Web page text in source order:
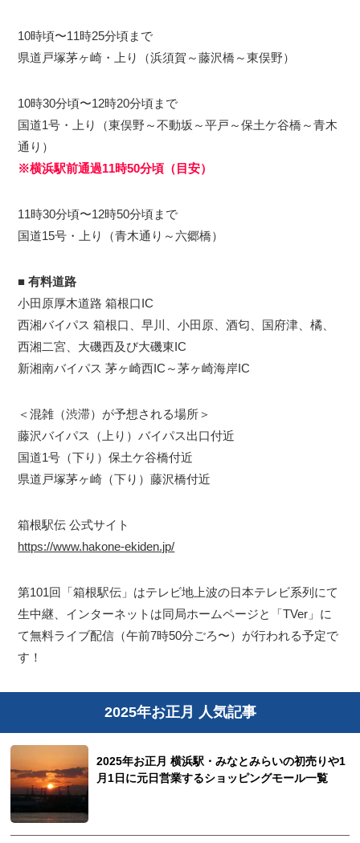
10時頃〜11時25分頃まで
県道戸塚茅ヶ崎・上り（浜須賀～藤沢橋～東俣野）
10時30分頃〜12時20分頃まで
国道1号・上り（東俣野～不動坂～平戸～保土ケ谷橋～青木
通り）
※横浜駅前通過11時50分頃（目安）
11時30分頃〜12時50分頃まで
国道15号・上り（青木通り～六郷橋）
■有料道路
小田原厚木道路 箱根口IC
西湘バイパス 箱根口、早川、小田原、酒匂、国府津、橘、
西湘二宮、大磯西及び大磯東IC
新湘南バイパス 茅ヶ崎西IC～茅ヶ崎海岸IC
＜混雑（渋滞）が予想される場所＞
藤沢バイパス（上り）バイパス出口付近
国道1号（下り）保土ケ谷橋付近
県道戸塚茅ヶ崎（下り）藤沢橋付近
箱根駅伝 公式サイト
https://www.hakone-ekiden.jp/
第101回「箱根駅伝」はテレビ地上波の日本テレビ系列にて
生中継、インターネットは同局ホームページと「TVer」に
て無料ライブ配信（午前7時50分ごろ〜）が行われる予定で
す！
2025年お正月 人気記事
2025年お正月 横浜駅・みなとみらいの初売りや1
月1日に元日営業するショッピングモール一覧